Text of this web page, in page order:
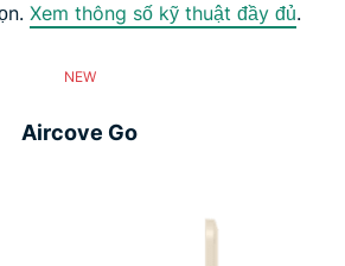
Xem thông số kỹ thuật đầy đủ.
NEW
Aircove Go